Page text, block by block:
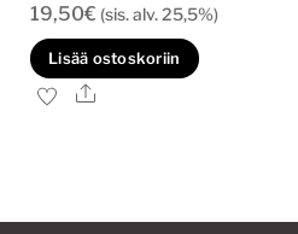
Tällä
tuotteella
tehdä
19,50€ (sis. alv. 25,5%)
Lisää ostoskoriin
Ale